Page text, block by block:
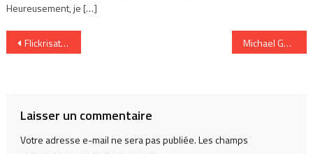
Heureusement, je […]
Navigation
Flickrisation de Yahoo Photos Michael Geist -The taming of World « Wild » Web
Laisser un commentaire
Votre adresse e-mail ne sera pas publiée.Les champs